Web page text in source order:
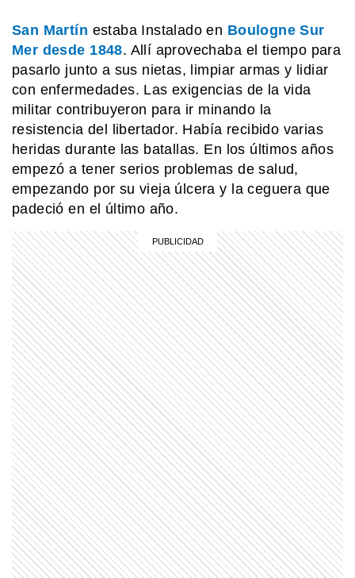
San Martín estaba Instalado en Boulogne Sur
Mer desde 1848. Allí aprovechaba el tiempo para
pasarlo junto a sus nietas, limpiar armas y lidiar
con enfermedades. Las exigencias de la vida
militar contribuyeron para ir minando la
resistencia del libertador. Había recibido varias
heridas durante las batallas. En los últimos años
empezó a tener serios problemas de salud,
empezando por su vieja úlcera y la ceguera que
padeció en el último año.
Latinoamericana: ¿por qué se celebra
el 17 de junio?
MI PAIS
¿Por qué el 17 de junio es feriado en
Argentina?
Día Nacional de la Libertad
Latinoamericana: ¿por qué se celebra
SIN CATEGORIA
¿Llovió el 25 de mayo de 1810? Esto
dicen los documentos históricos
MI PAIS
24 de junio: la increíble coincidencia
entre Fangio y Sabato
MI PAIS
Próximo fin de semana largo: la
historia detrás del feriado del 25 de
mayo
MI PAIS
¿Cómo era el Cabildo de Buenos
Aires en 1810?